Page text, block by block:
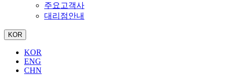
주요고객사
대리점안내
KOR
KOR
ENG
CHN